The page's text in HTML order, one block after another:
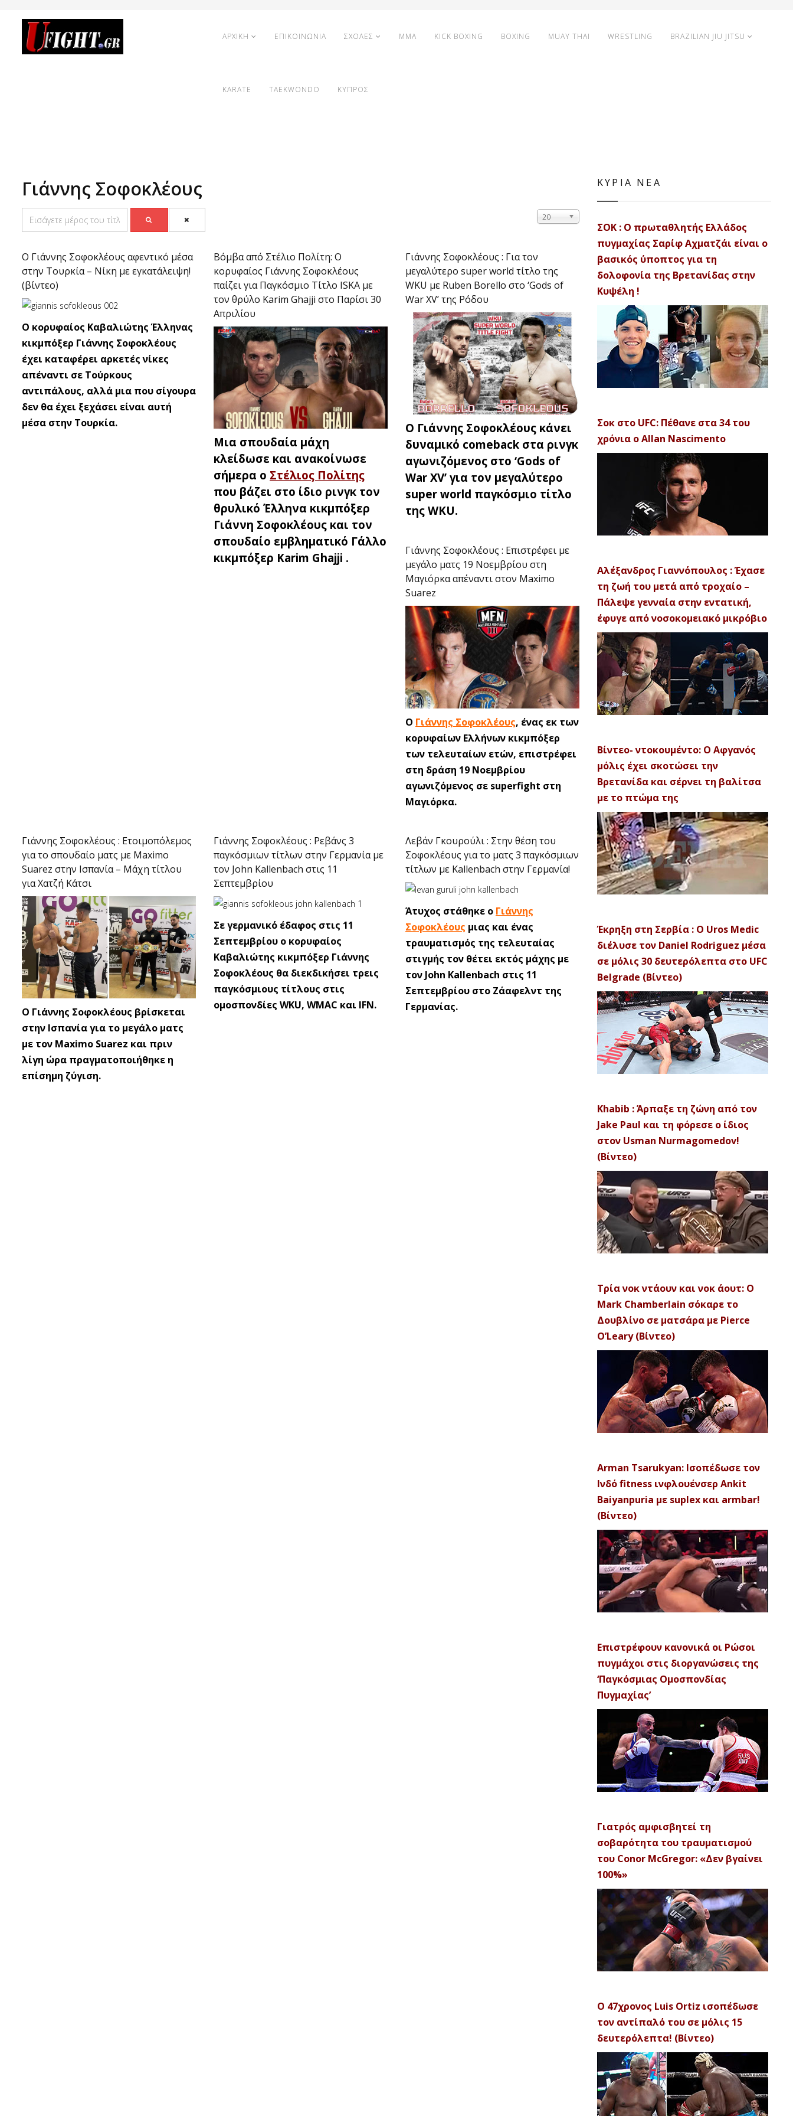
ΑΡΧΙΚΗ ΕΠΙΚΟΙΝΩΝΙΑ ΣΧΟΛΕΣ MMA KICK BOXING BOXING MUAY THAI WRESTLING BRAZILIAN JIU JITSU
KARATE TAEKWONDO ΚΥΠΡΟΣ
Γιάννης Σοφοκλέους
20
O Γιάννης Σοφοκλέους αφεντικό μέσα
στην Τουρκία – Νίκη με εγκατάλειψη!
(βίντεο)
Ο κορυφαίος Καβαλιώτης Έλληνας
κικμπόξερ Γιάννης Σοφοκλέους
έχει καταφέρει αρκετές νίκες
απέναντι σε Τούρκους
αντιπάλους, αλλά μια που σίγουρα
δεν θα έχει ξεχάσει είναι αυτή
μέσα στην Τουρκία.
Βόμβα από Στέλιο Πολίτη: Ο
κορυφαίος Γιάννης Σοφοκλέους
παίζει για Παγκόσμιο Τίτλο ISKA με
τον θρύλο Karim Ghajji στο Παρίσι 30
Απριλίου
Μια σπουδαία μάχη
κλείδωσε και ανακοίνωσε
σήμερα ο Στέλιος Πολίτης
που βάζει στο ίδιο ρινγκ τον
θρυλικό Έλληνα κικμπόξερ
Γιάννη Σοφοκλέους και τον
σπουδαίο εμβληματικό Γάλλο
κικμπόξερ Karim Ghajji .
Γιάννης Σοφοκλέους : Για τον
μεγαλύτερο super world τίτλο της
WKU με Ruben Borello στο ‘Gods of
War XV’ της Ρόδου
Ο Γιάννης Σοφοκλέους κάνει
δυναμικό comeback στα ρινγκ
αγωνιζόμενος στο ‘Gods of
War XV’ για τον μεγαλύτερο
super world παγκόσμιο τίτλο
της WKU.
Γιάννης Σοφοκλέους : Επιστρέφει με
μεγάλο ματς 19 Νοεμβρίου στη
Μαγιόρκα απέναντι στον Maximo
Suarez
Ο Γιάννης Σοφοκλέους, ένας εκ των
κορυφαίων Ελλήνων κικμπόξερ
των τελευταίων ετών, επιστρέφει
στη δράση 19 Νοεμβρίου
αγωνιζόμενος σε superfight στη
Μαγιόρκα.
Γιάννης Σοφοκλέους : Ετοιμοπόλεμος
για το σπουδαίο ματς με Maximo
Suarez στην Ισπανία – Μάχη τίτλου
για Χατζή Κάτσι
Ο Γιάννης Σοφοκλέους βρίσκεται
στην Ισπανία για το μεγάλο ματς
με τον Maximo Suarez και πριν
λίγη ώρα πραγματοποιήθηκε η
επίσημη ζύγιση.
Γιάννης Σοφοκλέους : Ρεβάνς 3
παγκόσμιων τίτλων στην Γερμανία με
τον John Kallenbach στις 11
Σεπτεμβρίου
Σε γερμανικό έδαφος στις 11
Σεπτεμβρίου ο κορυφαίος
Καβαλιώτης κικμπόξερ Γιάννης
Σοφοκλέους θα διεκδικήσει τρεις
παγκόσμιους τίτλους στις
ομοσπονδίες WKU, WMAC και IFN.
Λεβάν Γκουρούλι : Στην θέση του
Σοφοκλέους για το ματς 3 παγκόσμιων
τίτλων με Kallenbach στην Γερμανία!
Άτυχος στάθηκε ο Γιάννης
Σοφοκλέους μιας και ένας
τραυματισμός της τελευταίας
στιγμής τον θέτει εκτός μάχης με
τον John Kallenbach στις 11
Σεπτεμβρίου στο Zάαφελντ της
Γερμανίας.
ΚΥΡΙΑ ΝΕΑ
ΣΟΚ : Ο πρωταθλητής Ελλάδος
πυγμαχίας Σαρίφ Αχματζάι είναι ο
βασικός ύποπτος για τη
δολοφονία της Βρετανίδας στην
Κυψέλη !
Σοκ στο UFC: Πέθανε στα 34 του
χρόνια ο Allan Nascimento
Αλέξανδρος Γιαννόπουλος : Έχασε
τη ζωή του μετά από τροχαίο –
Πάλεψε γενναία στην εντατική,
έφυγε από νοσοκομειακό μικρόβιο
Βίντεο- ντοκουμέντο: Ο Αφγανός
μόλις έχει σκοτώσει την
Βρετανίδα και σέρνει τη βαλίτσα
με το πτώμα της
Έκρηξη στη Σερβία : Ο Uros Medic
διέλυσε τον Daniel Rodriguez μέσα
σε μόλις 30 δευτερόλεπτα στο UFC
Belgrade (Βίντεο)
Khabib : Άρπαξε τη ζώνη από τον
Jake Paul και τη φόρεσε ο ίδιος
στον Usman Nurmagomedov!
(Βίντεο)
Τρία νοκ ντάουν και νοκ άουτ: Ο
Mark Chamberlain σόκαρε το
Δουβλίνο σε ματσάρα με Pierce
O’Leary (Βίντεο)
Arman Tsarukyan: Ισοπέδωσε τον
Ινδό fitness ινφλουένσερ Ankit
Baiyanpuria με suplex και armbar!
(Βίντεο)
Επιστρέφουν κανονικά οι Ρώσοι
πυγμάχοι στις διοργανώσεις της
‘Παγκόσμιας Ομοσπονδίας
Πυγμαχίας’
Γιατρός αμφισβητεί τη
σοβαρότητα του τραυματισμού
του Conor McGregor: «Δεν βγαίνει
100%»
Ο 47χρονος Luis Ortiz ισοπέδωσε
τον αντίπαλό του σε μόλις 15
δευτερόλεπτα! (Βίντεο)